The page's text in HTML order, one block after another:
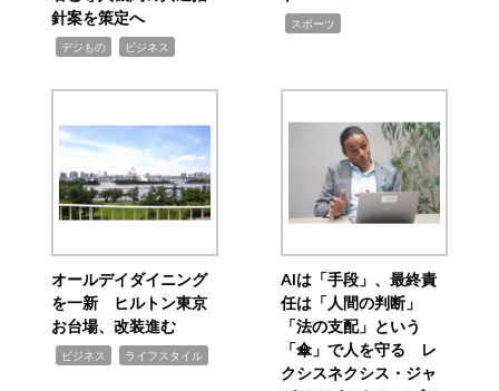
針案を策定へ
デジもの ビジネス
スポーツ
オールデイダイニング
を一新 ヒルトン東京
お台場、改装進む
ビジネス ライフスタイル
AIは「手段」、最終責
任は「人間の判断」
「法の支配」という
「傘」で人を守る レ
クシスネクシス・ジャ